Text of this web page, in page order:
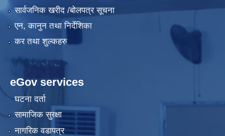
सार्वजनिक खरीद /बोलपत्र सूचना
एन, कानुन तथा निर्देशिका
कर तथा शुल्कहरु
eGov services
घटना दर्ता
सामाजिक सुरक्षा
नागरिक वडापत्र